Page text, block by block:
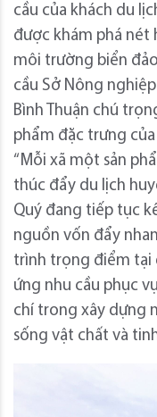
cầu của khách du
được khám phá nét
môi trường biển
cầu Sở Nông
Bình Thuận chú
phẩm đặc trưng
“Mỗi xã một sản
thúc đẩy du lịch
Quý đang tiếp tục
nguồn vốn đẩy
trình trọng điểm tại
ứng nhu cầu phục
chí trong xây dựng
sống vật chất và